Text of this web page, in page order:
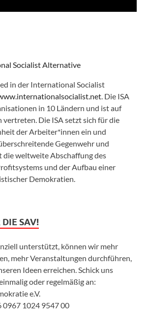
in der International Socialist
. Die ISA
in 10 Ländern und ist auf
Die ISA setzt sich für die
der Arbeiter*innen ein und
Gegenwehr und
die weltweite Abschaffung des
und der Aufbau einer
Demokratien.
DIE SAV!
unterstützt, können wir mehr
mehr Veranstaltungen durchführen,
Ideen erreichen. Schick uns
oder regelmäßig an:
e.V.
0967 1024 9547 00